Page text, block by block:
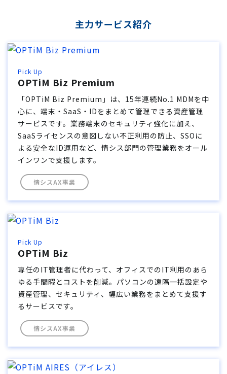
主力サービス紹介
Pick Up
OPTiM Biz Premium
「OPTiM Biz Premium」は、15年連続No.1 MDMを中
心に、端末・SaaS・IDをまとめて管理できる資産管理
サービスです。業務端末のセキュリティ強化に加え、
SaaSライセンスの意図しない不正利用の防止、SSOに
よる安全なID運用など、情シス部門の管理業務をオール
インワンで支援します。
情シスAX事業
Pick Up
OPTiM Biz
専任のIT管理者に代わって、オフィスでのIT利用のあら
ゆる手間暇とコストを削減。パソコンの遠隔一括設定や
資産管理、セキュリティ、幅広い業務をまとめて支援す
るサービスです。
情シスAX事業